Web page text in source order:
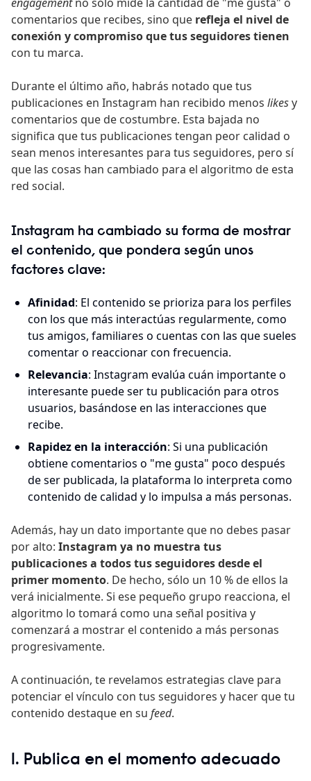
comentarios que recibes, sino que refleja el nivel de
conexión y compromiso que tus seguidores tienen
con tu marca.
Durante el último año, habrás notado que tus
publicaciones en Instagram han recibido menos likesy
comentarios que de costumbre. Esta bajada no
significa que tus publicaciones tengan peor calidad o
sean menos interesantes para tus seguidores, pero sí
que las cosas han cambiado para el algoritmo de esta
red social.
Instagram ha cambiado su forma de mostrar
el contenido, que pondera según unos
factores clave:
Afinidad: El contenido se prioriza para los perfiles
con los que más interactúas regularmente, como
tus amigos, familiares o cuentas con las que sueles
comentar o reaccionar con frecuencia.
Relevancia: Instagram evalúa cuán importante o
interesante puede ser tu publicación para otros
usuarios, basándose en las interacciones que
recibe.
Rapidez en la interacción: Si una publicación
obtiene comentarios o "me gusta" poco después
de ser publicada, la plataforma lo interpreta como
contenido de calidad y lo impulsa a más personas.
Además, hay un dato importante que no debes pasar
por alto: Instagram ya no muestra tus
publicaciones a todos tus seguidores desde el
primer momento. De hecho, sólo un 10 % de ellos la
verá inicialmente. Si ese pequeño grupo reacciona, el
algoritmo lo tomará como una señal positiva y
comenzará a mostrar el contenido a más personas
progresivamente.
A continuación, te revelamos estrategias clave para
potenciar el vínculo con tus seguidores y hacer que tu
contenido destaque en su feed.
1. Publica en el momento adecuado